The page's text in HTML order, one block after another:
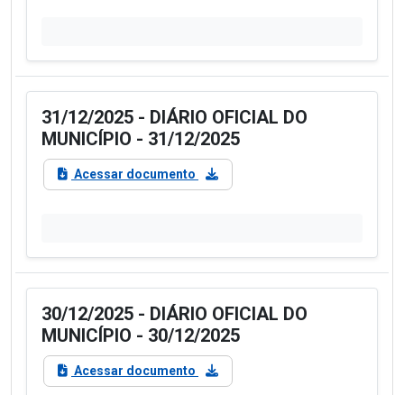
31/12/2025 - DIÁRIO OFICIAL DO
MUNICÍPIO - 31/12/2025
Acessar documento
30/12/2025 - DIÁRIO OFICIAL DO
MUNICÍPIO - 30/12/2025
Acessar documento